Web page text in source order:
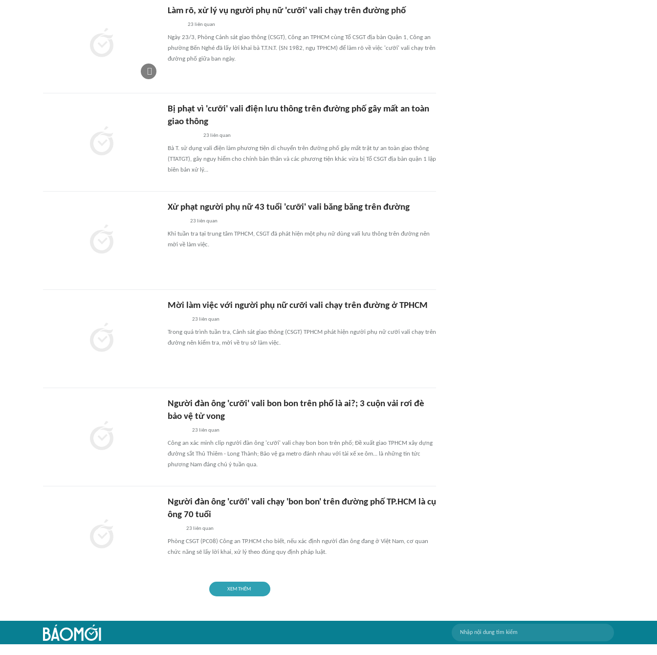
Làm rõ, xử lý vụ người phụ nữ 'cưỡi' vali chạy trên đường phố
23 liên quan
Ngày 23/3, Phòng Cảnh sát giao thông (CSGT), Công an TPHCM cùng Tổ CSGT địa bàn Quận 1, Công an
phường Bến Nghé đã lấy lời khai bà T.T.N.T. (SN 1982, ngụ TPHCM) để làm rõ về việc 'cưỡi' vali chạy trên
đường phố giữa ban ngày.
Bị phạt vì 'cưỡi' vali điện lưu thông trên đường phố gây mất an toàn
giao thông
23 liên quan
Bà T. sử dụng vali điện làm phương tiện di chuyển trên đường phố gây mất trật tự an toàn giao thông
(TTATGT), gây nguy hiểm cho chính bản thân và các phương tiện khác vừa bị Tổ CSGT địa bàn quận 1 lập
biên bản xử lý...
Xử phạt người phụ nữ 43 tuổi 'cưỡi' vali băng băng trên đường
23 liên quan
Khi tuần tra tại trung tâm TPHCM, CSGT đã phát hiện một phụ nữ dùng vali lưu thông trên đường nên
mời về làm việc.
Mời làm việc với người phụ nữ cưỡi vali chạy trên đường ở TPHCM
23 liên quan
Trong quá trình tuần tra, Cảnh sát giao thông (CSGT) TPHCM phát hiện người phụ nữ cưỡi vali chạy trên
đường nên kiểm tra, mời về trụ sở làm việc.
Người đàn ông 'cưỡi' vali bon bon trên phố là ai?; 3 cuộn vải rơi đè
bảo vệ tử vong
23 liên quan
Công an xác minh clip người đàn ông 'cưỡi' vali chạy bon bon trên phố; Đề xuất giao TPHCM xây dựng
đường sắt Thủ Thiêm - Long Thành; Bảo vệ ga metro đánh nhau với tài xế xe ôm... là những tin tức
phương Nam đáng chú ý tuần qua.
Người đàn ông 'cưỡi' vali chạy 'bon bon' trên đường phố TP.HCM là cụ
ông 70 tuổi
23 liên quan
Phòng CSGT (PC08) Công an TP.HCM cho biết, nếu xác định người đàn ông đang ở Việt Nam, cơ quan
chức năng sẽ lấy lời khai, xử lý theo đúng quy định pháp luật.
XEM THÊM